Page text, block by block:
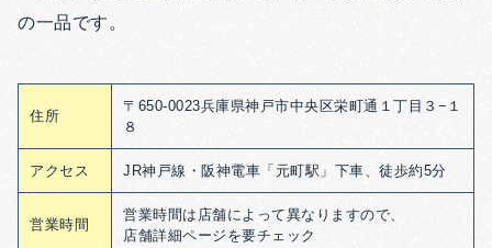
の一品です。
住所
〒650-0023兵庫県神戸市中央区栄町通１丁目３−１
８
アクセス JR神戸線・阪神電車「元町駅」下車、徒歩約5分
営業時間
営業時間は店舗によって異なりますので、
店舗詳細ページを要チェック